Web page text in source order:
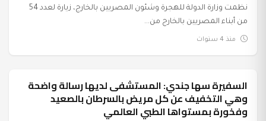
نظمت وزارة الدولة للهجرة وشئون المصريين بالخارج، زيارة لعدد 54
من أبناء المصريين بالخارج من...
منذ 4 سنوات
السياسة
السفيرة سها جندي: المستشفى لديها رسالة واضحة
وهي التخفيف عن كل مريض بالسرطان بالصعيد
وفخورة بمستواها الطبي العالمي